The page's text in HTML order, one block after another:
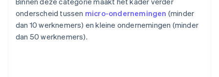
onderscheid tussen micro-ondernemingen (minder
dan 10 werknemers) en kleine ondernemingen (minder
dan 50 werknemers).